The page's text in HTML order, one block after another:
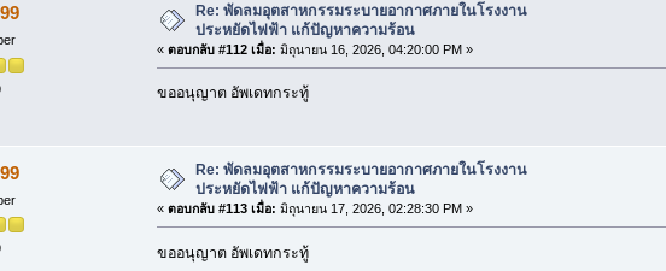
Re: พัดลมอุตสาหกรรมระบายอากาศภายในโรงงาน
ประหยัดไฟฟ้า แก้ปัญหาความร้อน
« ตอบกลับ #112 เมื่อ: มิถุนายน 16, 2026, 04:20:00 PM »
ขออนุญาต อัพเดทกระทู้
Re: พัดลมอุตสาหกรรมระบายอากาศภายในโรงงาน
ประหยัดไฟฟ้า แก้ปัญหาความร้อน
« ตอบกลับ #113 เมื่อ: มิถุนายน 17, 2026, 02:28:30 PM »
ขออนุญาต อัพเดทกระทู้